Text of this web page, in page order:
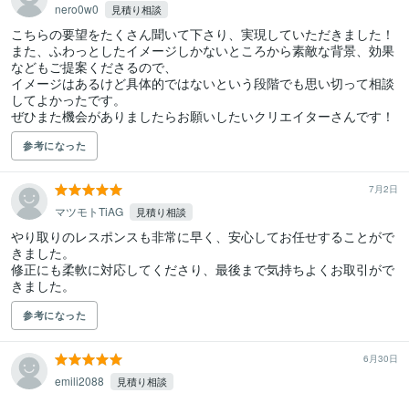
nero0w0 見積り相談
こちらの要望をたくさん聞いて下さり、実現していただきました！
また、ふわっとしたイメージしかないところから素敵な背景、効果
などもご提案くださるので、
イメージはあるけど具体的ではないという段階でも思い切って相談
してよかったです。
ぜひまた機会がありましたらお願いしたいクリエイターさんです！
参考になった
7月2日
マツモトTiAG 見積り相談
やり取りのレスポンスも非常に早く、安心してお任せすることがで
きました。
修正にも柔軟に対応してくださり、最後まで気持ちよくお取引がで
きました。
参考になった
6月30日
emili2088 見積り相談